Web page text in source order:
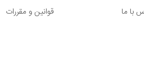
با ما
قوانین و مقررات